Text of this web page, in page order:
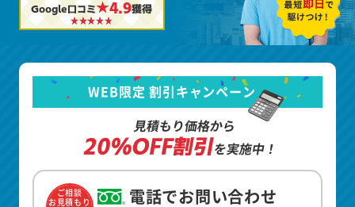
Google口コミ★4.9獲得
WEB限定 割引キャンペーン
見積もり価格から
20%OFF割引を実施中！
ご相談
お見積もり
電話でお問い合わせ